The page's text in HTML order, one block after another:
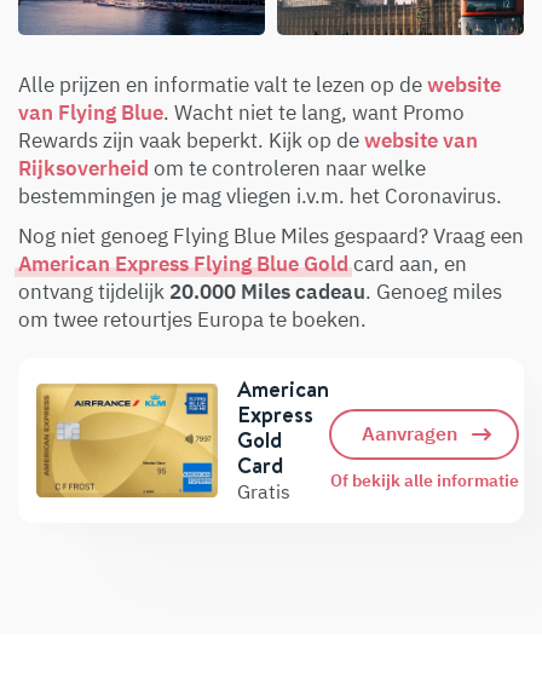
Alle prijzen en informatie valt te lezen op dewebsite
van Flying Blue. Wacht niet te lang, want Promo
Rewards zijn vaak beperkt. Kijk op dewebsite van
Rijksoverheid om te controleren naar welke
bestemmingen je mag vliegen i.v.m. het Coronavirus.
Nog niet genoeg Flying Blue Miles gespaard? Vraag een
American Express Flying Blue Goldcard aan, en
ontvang tijdelijk 20.000 Miles cadeau. Genoeg miles
om twee retourtjes Europa te boeken.
American
Express
Gold
Card
Gratis
Aanvragen
Of bekijk alle informatie